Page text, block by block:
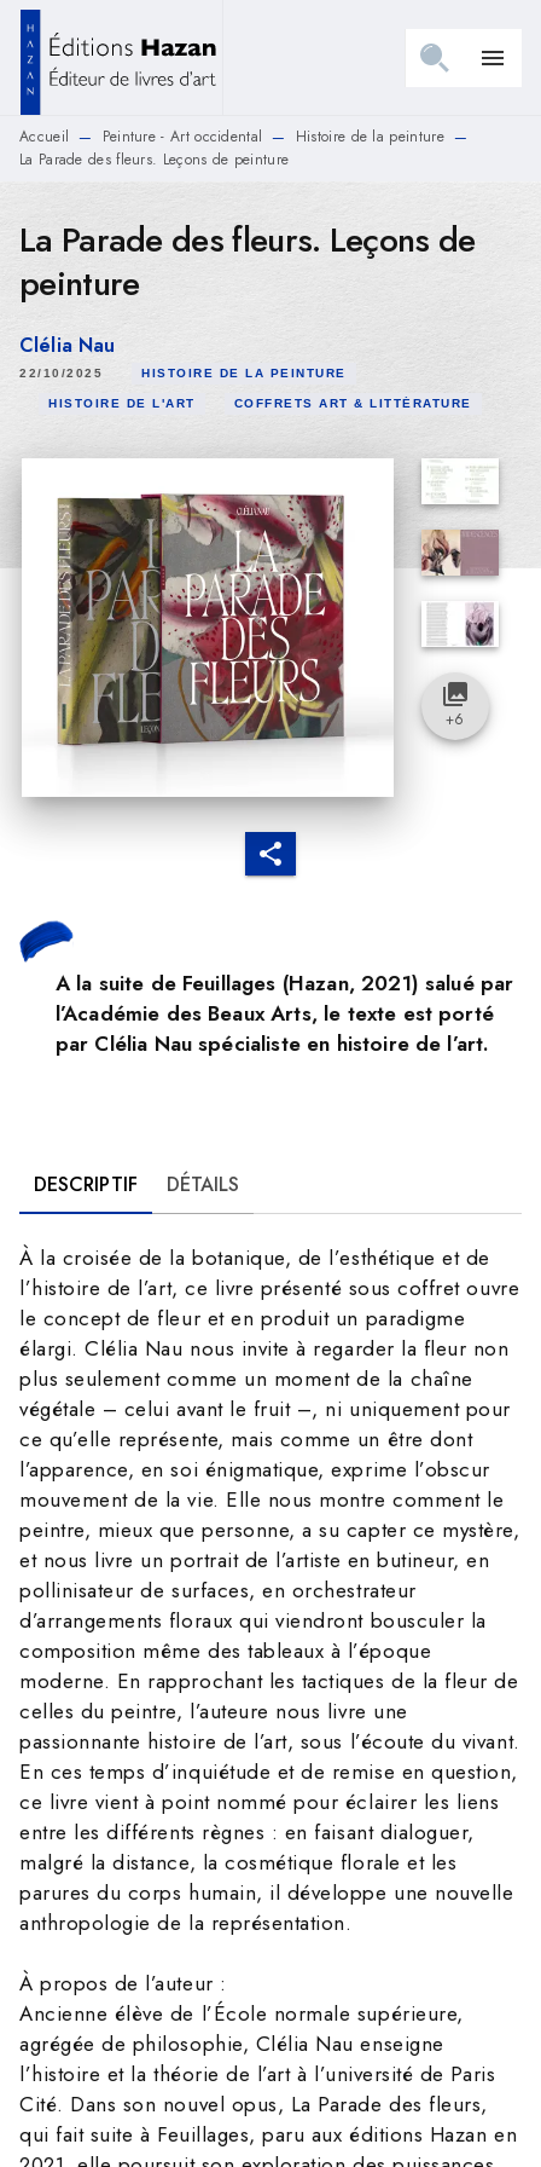
MENU RECHERCHE
PIED DE PAGE
menu
Accueil — Peinture - Art occidental — Histoire de la peinture —
La Parade des fleurs. Leçons de peinture
La Parade des fleurs. Leçons de
peinture
Clélia Nau
22/10/2025 HISTOIRE DE LA PEINTURE
HISTOIRE DE L'ART COFFRETS ART & LITTÉRATURE
A la suite de Feuillages (Hazan, 2021) salué par
l’Académie des Beaux Arts, le texte est porté
par Clélia Nau spécialiste en histoire de l’art.
collections
+6
DESCRIPTIF DÉTAILS
À la croisée de la botanique, de l’esthétique et de
l’histoire de l’art, ce livre présenté sous coffret ouvre
le concept de fleur et en produit un paradigme
élargi. Clélia Nau nous invite à regarder la fleur non
plus seulement comme un moment de la chaîne
végétale – celui avant le fruit –, ni uniquement pour
ce qu’elle représente, mais comme un être dont
l’apparence, en soi énigmatique, exprime l’obscur
mouvement de la vie. Elle nous montre comment le
peintre, mieux que personne, a su capter ce mystère,
et nous livre un portrait de l’artiste en butineur, en
pollinisateur de surfaces, en orchestrateur
d’arrangements floraux qui viendront bousculer la
composition même des tableaux à l’époque
moderne. En rapprochant les tactiques de la fleur de
celles du peintre, l’auteure nous livre une
passionnante histoire de l’art, sous l’écoute du vivant.
En ces temps d’inquiétude et de remise en question,
ce livre vient à point nommé pour éclairer les liens
entre les différents règnes : en faisant dialoguer,
malgré la distance, la cosmétique florale et les
parures du corps humain, il développe une nouvelle
anthropologie de la représentation.
À propos de l’auteur :
Ancienne élève de l’École normale supérieure,
agrégée de philosophie, Clélia Nau enseigne
l’histoire et la théorie de l’art à l’université de Paris
Cité. Dans son nouvel opus, La Parade des fleurs,
qui fait suite à Feuillages, paru aux éditions Hazan en